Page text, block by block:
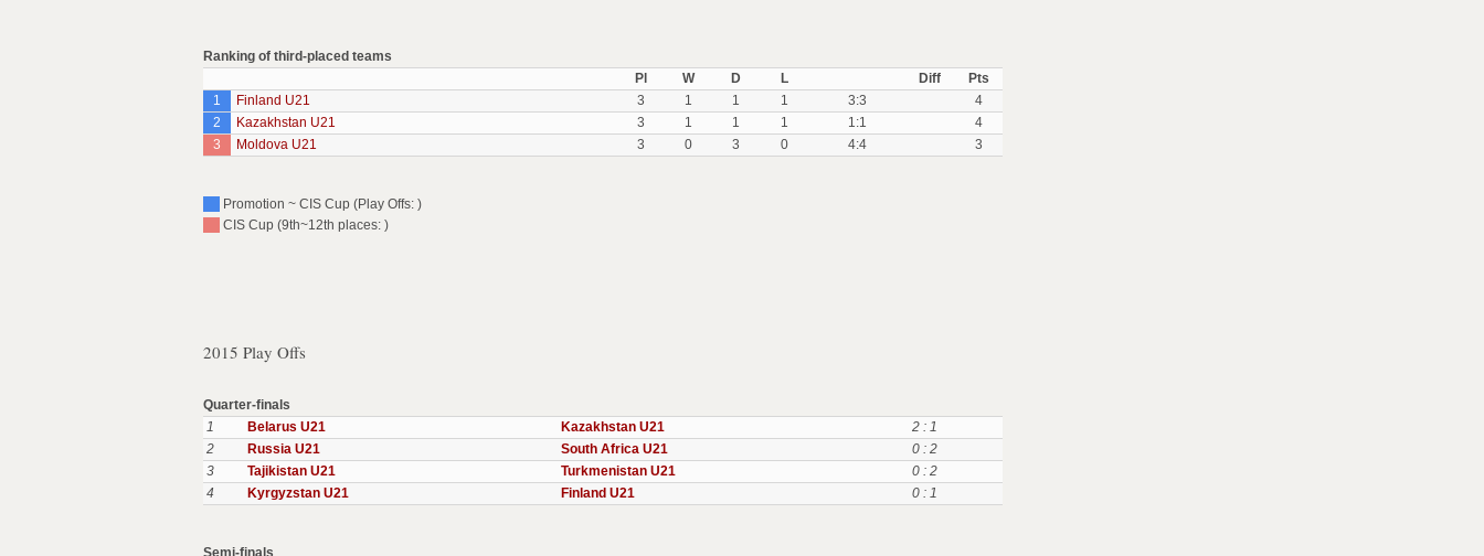
Ranking of third-placed teams
Pl
W D L Diff
Pts
1
Finland U21 3 1 1 1 3:3
4
2
Kazakhstan U21 3 1 1 1 1:1
4
3
Moldova U21 3 0 3 0 4:4 3
Promotion ~ CIS Cup (Play Offs: )
CIS Cup (9th~12th places: )
2015 Play Offs
Quarter-finals
1
Belarus U21 Kazakhstan U21
2 : 1
2
Russia U21 South Africa U21
0 : 2
3
Tajikistan U21 Turkmenistan U21
0 : 2
4
Kyrgyzstan U21 Finland U21 0 : 1
Semi-finals